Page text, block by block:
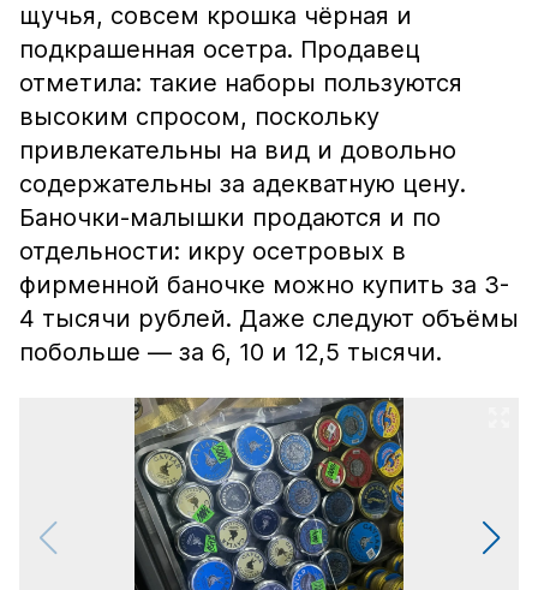
щучья, совсем крошка чёрная и
подкрашенная осетра. Продавец
отметила: такие наборы пользуются
высоким спросом, поскольку
привлекательны на вид и довольно
содержательны за адекватную цену.
Баночки-малышки продаются и по
отдельности: икру осетровых в
фирменной баночке можно купить за 3-
4 тысячи рублей. Даже следуют объёмы
побольше — за 6, 10 и 12,5 тысячи.